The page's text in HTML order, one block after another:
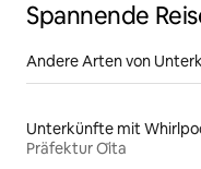
Spannende
Andere Arten von
Unterkünfte mit
Präfektur Ōita